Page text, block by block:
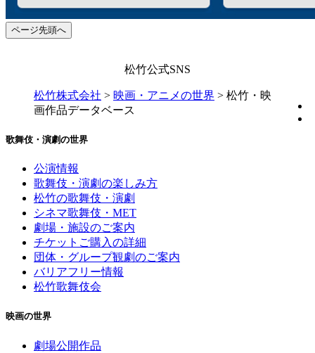
ページ先頭へ
松竹公式SNS
松竹株式会社 > 映画・アニメの世界 > 松竹・映
画作品データベース
歌舞伎・演劇の世界
公演情報
歌舞伎・演劇の楽しみ方
松竹の歌舞伎・演劇
シネマ歌舞伎・MET
劇場・施設のご案内
チケットご購入の詳細
団体・グループ観劇のご案内
バリアフリー情報
松竹歌舞伎会
映画の世界
劇場公開作品